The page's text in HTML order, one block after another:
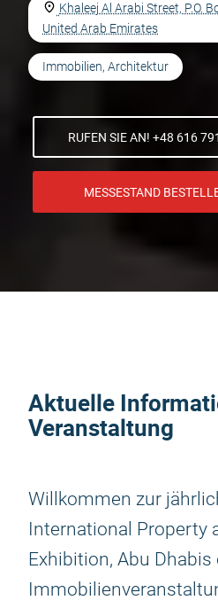
Khaleej Al Arabi Street, P.O.
United Arab Emirates
Immobilien, Architektur
RUFEN SIE AN! +48 616
MESSESTAND
Aktuelle
Veranstaltung
Willkommen zur
International Property
Exhibition, Abu Dhabis